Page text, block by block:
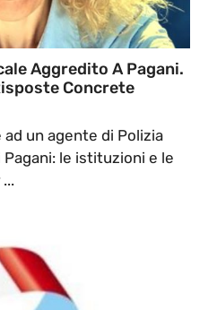
Aggredito A Pagani.
Concrete
un agente di Polizia
le istituzioni e le